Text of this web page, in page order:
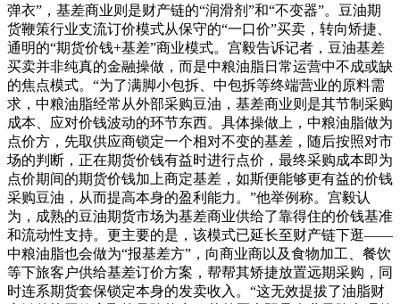
弹衣”，基差商业则是财产链的“润滑剂”和“不变器”。豆油期
货鞭策行业支流订价模式从保守的“一口价”买卖，转向矫捷、
通明的“期货价钱+基差”商业模式。宫毅告诉记者，豆油基差
买卖并非纯真的金融操做，而是中粮油脂日常运营中不成或缺
的焦点模式。“为了满脚小包拆、中包拆等终端营业的原料需
求，中粮油脂经常从外部采购豆油，基差商业则是其节制采购
成本、应对价钱波动的环节东西。具体操做上，中粮油脂做为
点价方，先取供应商锁定一个相对不变的基差，随后按照对市
场的判断，正在期货价钱有益时进行点价，最终采购成本即为
点价期间的期货价钱加上商定基差，如斯便能够更有益的价钱
采购豆油，从而提高本身的盈利能力。”他举例称。宫毅认
为，成熟的豆油期货市场为基差商业供给了靠得住的价钱基准
和流动性支持。更主要的是，该模式已延长至财产链下逛——
中粮油脂也会做为“报基差方”，向商业商以及食物加工、餐饮
等下旅客户供给基差订价方案，帮帮其矫捷放置远期采购，同
时连系期货套保锁定本身的发卖收入。“这无效提拔了油脂财